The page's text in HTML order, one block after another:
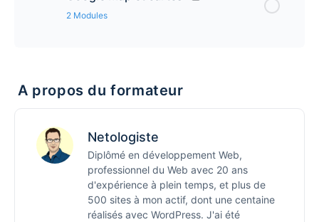
Lancer automatiquement une vidéo, autoplay avec
2 Modules
Obtenir une clé API Google Map pour intégrer une
carte
Intégrer une carte Google Map dans un site Web
A propos du formateur
Netologiste
Diplômé en développement Web,
professionnel du Web avec 20 ans
d'expérience à plein temps, et plus de
500 sites à mon actif, dont une centaine
réalisés avec WordPress. J'ai été